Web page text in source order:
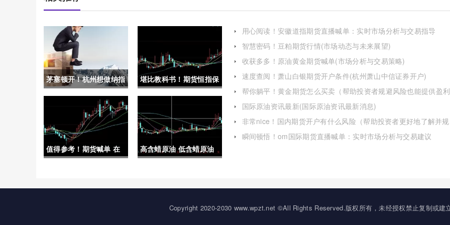
茅塞顿开！杭州想做纳指
期货手续费（提前了解相
关信息非常重要）
堪比教科书！期货恒指保
证金（及时调整自己的交
易策略和风险管理措施）
值得参考！期货喊单 在
与交易指导)
高含蜡原油 低含蜡原油
的区别)
用心阅读！安徽道指期货直播喊单：实时市场分析与交易指导
智慧密码！豆粕期货行情(市场动态与未来展望)
收获多多！原油黄金期货喊单(市场分析与交易策略)
速度查阅！萧山白银期货开户条件(杭州萧山中信证券开户)
帮你躺平！黄金期货怎么买卖（帮助投资者规避风险也能提供盈利
国际原油资讯最新(国际原油资讯最新消息)
非常nice！国内期货开户有什么风险（帮助投资者更好地了解并规
避这些风险）
瞬间顿悟！om国际期货直播喊单：实时市场分析与交易建议
Copyright 2020-2030 www.wpzt.net ©All Rights Reserved.版权所有，未经授权禁止复制或建